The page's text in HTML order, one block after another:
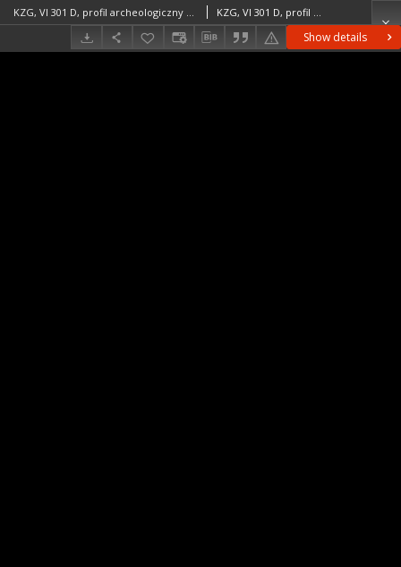
Show details
KZG, VI 301 D, profil archeologiczny W i plan wykopu KZG, VI 301 D, profil archeologiczny W i plan wykopu średniowiecze wczesne